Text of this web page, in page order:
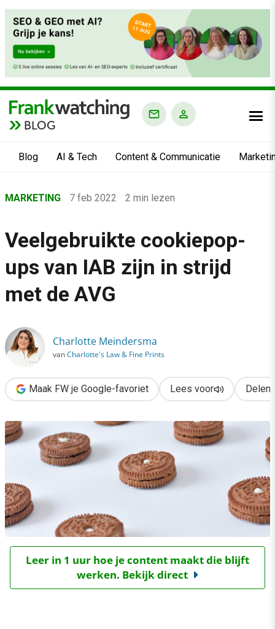
BLOG
Blog AI & Tech Content & Communicatie
›
›
Marketing
Veelgebruikte cookiepop-ups van IAB zijn in strijd met de AVG
MARKETING 7 feb 2022 2 min lezen
Veelgebruikte cookiepop-
ups van IAB zijn in strijd
met de AVG
Charlotte Meindersma
vanCharlotte's Law & Fine Prints
Maak FW je Google-favoriet Lees voor Delen
Leer in 1 uur hoe je content maakt die blijft
werken. Bekijk direct